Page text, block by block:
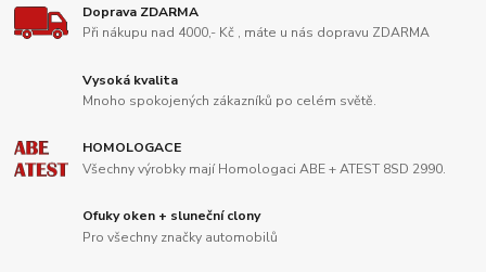
Doprava ZDARMA
Při nákupu nad 4000,- Kč , máte u nás dopravu ZDARMA
Vysoká kvalita
Mnoho spokojených zákazníků po celém světě.
HOMOLOGACE
Všechny výrobky mají Homologaci ABE + ATEST 8SD 2990.
Ofuky oken + sluneční clony
Pro všechny značky automobilů